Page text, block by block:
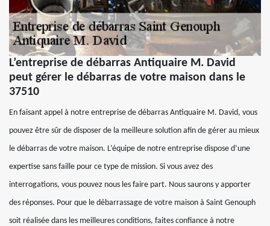
L’entreprise de débarras Antiquaire M. David
peut gérer le débarras de votre maison dans le
37510
En faisant appel à notre entreprise de débarras Antiquaire M. David, vous
pouvez être sûr de disposer de la meilleure solution afin de gérer au mieux
le débarras de votre maison. L’équipe de notre entreprise dispose d’une
expertise sans faille pour ce type de mission. Si vous avez des
interrogations, vous pouvez nous les faire part. Nous saurons y apporter
des réponses. Pour que le débarrassage de votre maison à Saint Genouph
soit réalisée dans les meilleures conditions, faites confiance à notre